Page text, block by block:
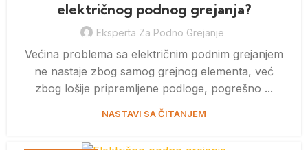
električnog podnog grejanja?
Eksperta Za Podno Grejanje
Većina problema sa električnim podnim grejanjem
ne nastaje zbog samog grejnog elementa, već
zbog lošije pripremljene podloge, pogrešno ...
NASTAVI SA ČITANJEM